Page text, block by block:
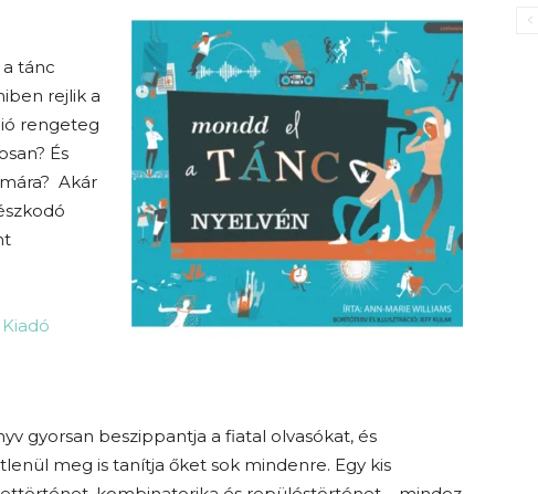
tánc
rejlik a
rengeteg
És
Akár
gyorsan beszippantja a fiatal olvasókat, és
meg is tanítja őket sok mindenre. Egy kis